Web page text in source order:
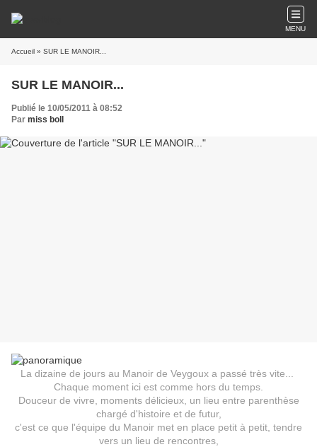
MENU
Accueil » SUR LE MANOIR...
SUR LE MANOIR...
Publié le 10/05/2011 à 08:52
Par miss boll
La dizaine de jours au Manoir de Veygoux a passé très vite...
Chaque moment ici est comme hors du temps.
Douceur de vivre, moments délicieux, un lieu entre parenthèse
chargé d'histoire et de futur,
c'est ce que l'équipe du Manoir met en place petit à petit, tendre
vers un lieu de rencontres,